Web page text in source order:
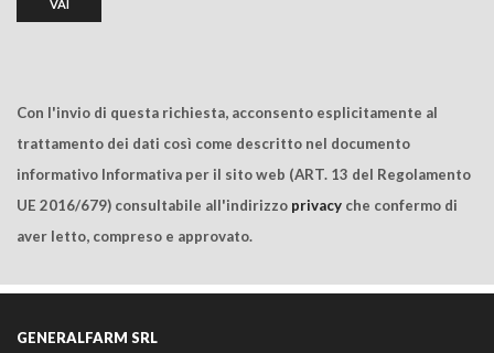
Con l'invio di questa richiesta, acconsento esplicitamente al
trattamento dei dati così come descritto nel documento
informativo Informativa per il sito web (ART. 13 del Regolamento
UE 2016/679) consultabile all'indirizzo privacy che confermo di
aver letto, compreso e approvato.
GENERALFARM SRL